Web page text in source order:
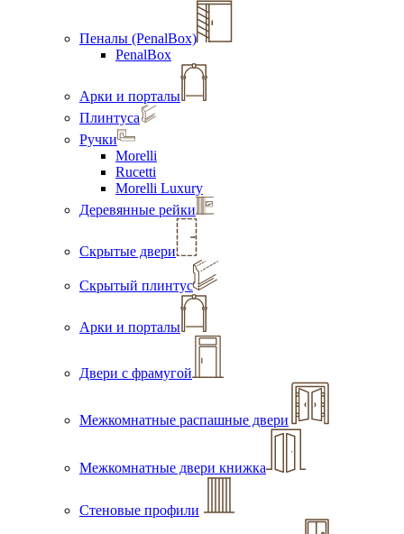
Пеналы (PenalBox)
PenalBox
Арки и порталы
Плинтуса
Ручки
Morelli
Rucetti
Morelli Luxury
Деревянные рейки
Скрытые двери
Скрытый плинтус
Арки и порталы
Двери с фрамугой
Межкомнатные распашные двери
Межкомнатные двери книжка
Стеновые профили